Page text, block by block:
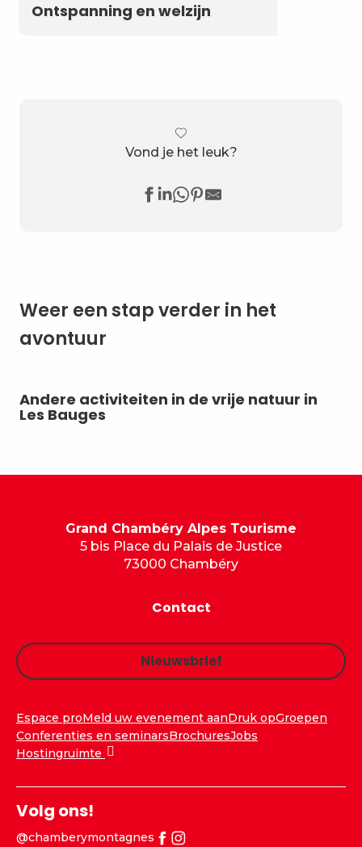
Ontspanning en welzijn
Vond je het leuk?
Weer een stap verder in het
avontuur
Andere activiteiten in de vrije natuur in
Les Bauges
Grand Chambéry Alpes Tourisme
5 bis Place du Palais de Justice
73000 Chambéry
Contact
Nieuwsbrief
Espace proMeld uw evenement aanDruk opGroepen
Conferenties en seminarsBrochuresJobs
Hostingruimte
Volg ons!
@chamberymontagnes